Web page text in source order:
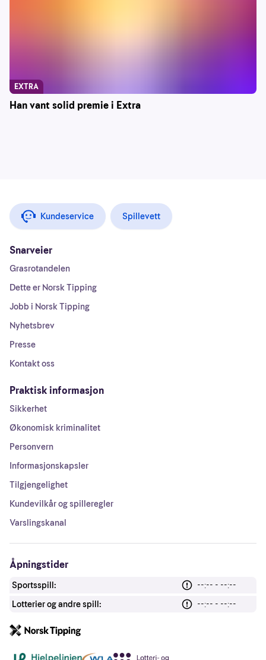
Han vant solid premie i Extra
EXTRA
Kundeservice Spillevett
Snarveier
Grasrotandelen
Dette er Norsk Tipping
Jobb i Norsk Tipping
Nyhetsbrev
Presse
Kontakt oss
Praktisk informasjon
Sikkerhet
Økonomisk kriminalitet
Personvern
Informasjonskapsler
Tilgjengelighet
Kundevilkår og spilleregler
Varslingskanal
Åpningstider
Sportsspill:
--:-- - --:--
Lotterier og andre spill:
--:-- - --:--